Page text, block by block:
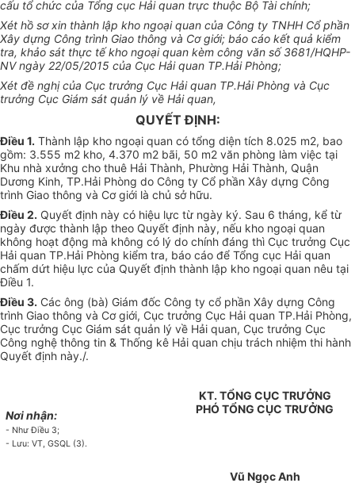
cấu tổ chức của Tổng cục Hải quan trực thuộc Bộ Tài chính;
Xét hồ sơ xin thành lập kho ngoại quan của Công ty TNHH Cổ phần
Xây dựng Công trình Giao thông và Cơ giới; báo cáo kết quả kiểm
tra, khảo sát thực tế kho ngoại quan kèm công văn số 3681/HQHP-
NV ngày 22/05/2015 của Cục Hải quan TP.Hải Phòng;
Xét đề nghị của Cục trưởng Cục Hải quan TP.Hải Phòng và Cục
trưởng Cục Giám sát quản lý về Hải quan,
QUYẾT ĐỊNH:
Điều 1. Thành lập kho ngoại quan có tổng diện tích 8.025 m2, bao
gồm: 3.555 m2 kho, 4.370 m2 bãi, 50 m2 văn phòng làm việc tại
Khu nhà xưởng cho thuê Hải Thành, Phường Hải Thành, Quận
Dương Kinh, TP.Hải Phòng do Công ty Cổ phần Xây dựng Công
trình Giao thông và Cơ giới là chủ sở hữu.
Điều 2. Quyết định này có hiệu lực từ ngày ký. Sau 6 tháng, kể từ
ngày được thành lập theo Quyết định này, nếu kho ngoại quan
không hoạt động mà không có lý do chính đáng thì Cục trưởng Cục
Hải quan TP.Hải Phòng kiểm tra, báo cáo để Tổng cục Hải quan
chấm dứt hiệu lực của Quyết định thành lập kho ngoại quan nêu tại
Điều 1.
Điều 3. Các ông (bà) Giám đốc Công ty cổ phần Xây dựng Công
trình Giao thông và Cơ giới, Cục trưởng Cục Hải quan TP.Hải Phòng,
Cục trưởng Cục Giám sát quản lý về Hải quan, Cục trưởng Cục
Công nghệ thông tin & Thống kê Hải quan chịu trách nhiệm thi hành
Quyết định này./.
Nơi nhận:
- Như Điều 3;
- Lưu: VT, GSQL (3).
KT. TỔNG CỤC TRƯỞNG
PHÓ TỔNG CỤC TRƯỞNG
Vũ Ngọc Anh